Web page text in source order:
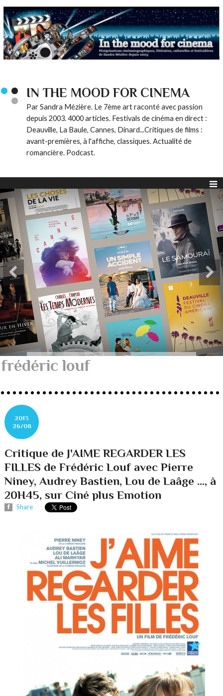
IN THE MOOD FOR CINEMA
Par Sandra Mézière. Le 7ème art raconté avec passion
depuis 2003. 4000 articles. Festivals de cinéma en direct :
Deauville, La Baule, Cannes, Dinard...Critiques de films :
avant-premières, à l'affiche, classiques. Actualité de
romancière. Podcast.
frédéric louf
2013
26/08
Critique de J'AIME REGARDER LES
FILLES de Frédéric Louf avec Pierre
Niney, Audrey Bastien, Lou de Laâge ..., à
20H45, sur Ciné plus Emotion
Share